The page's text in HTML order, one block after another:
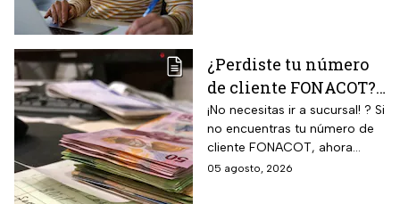
deben completar el cambio.
¿Perdiste tu número
de cliente FONACOT?
Así puedes
recuperarlo y
consultar tu crédito
2026
¡No necesitas ir a sucursal! ? Si
no encuentras tu número de
cliente FONACOT, ahora
puedes recuperarlo y
05 agosto, 2026